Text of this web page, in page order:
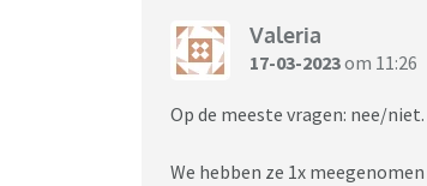
Valeria
17-03-2023om 11:26
Op de meeste vragen: nee/niet.
We hebben ze 1x